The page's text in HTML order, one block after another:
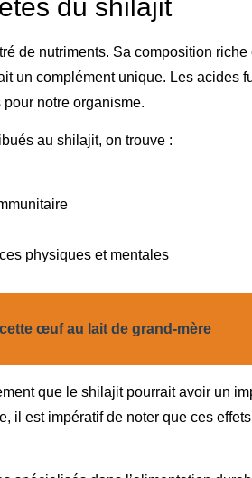
du shilajit
de nutriments. Sa composition riche
un complément unique. Les acides
notre organisme.
au shilajit, on trouve :
physiques et mentales
œuf au lait de grand-mère
que le shilajit pourrait avoir un
il est impératif de noter que ces